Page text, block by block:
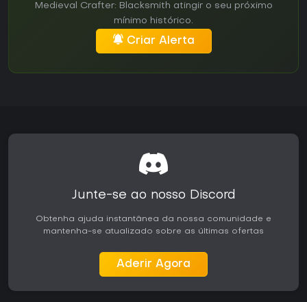
Medieval Crafter: Blacksmith atingir o seu próximo
mínimo histórico.
Criar Alerta
Junte-se ao nosso Discord
Obtenha ajuda instantânea da nossa comunidade e
mantenha-se atualizado sobre as últimas ofertas
Aderir Agora